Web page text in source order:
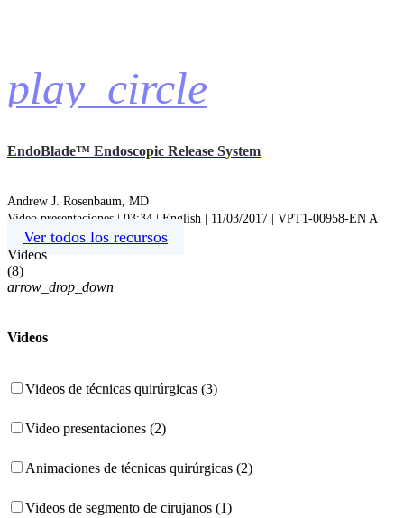
play_circle
EndoBlade™ Endoscopic Release System
Andrew J. Rosenbaum, MD
Video presentaciones | 03:34 | English | 11/03/2017 | VPT1-00958-EN A
Ver todos los recursos
Videos
(8)
arrow_drop_down
Videos
Videos de técnicas quirúrgicas (3)
Video presentaciones (2)
Animaciones de técnicas quirúrgicas (2)
Videos de segmento de cirujanos (1)